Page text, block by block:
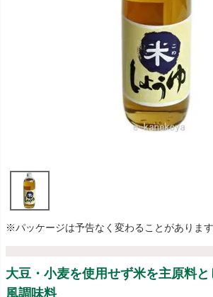
※パッケージは予告なく変わることがあります
大豆・小麦を使用せず米を主原料
風調味料